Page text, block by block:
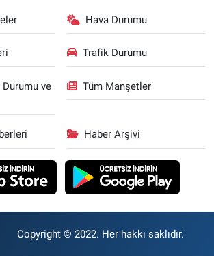
Hava Durumu
Trafik Durumu
Durumu ve
Tüm Manşetler
Haber Arşivi
Copyright © 2022. Her hakkı saklıdır.